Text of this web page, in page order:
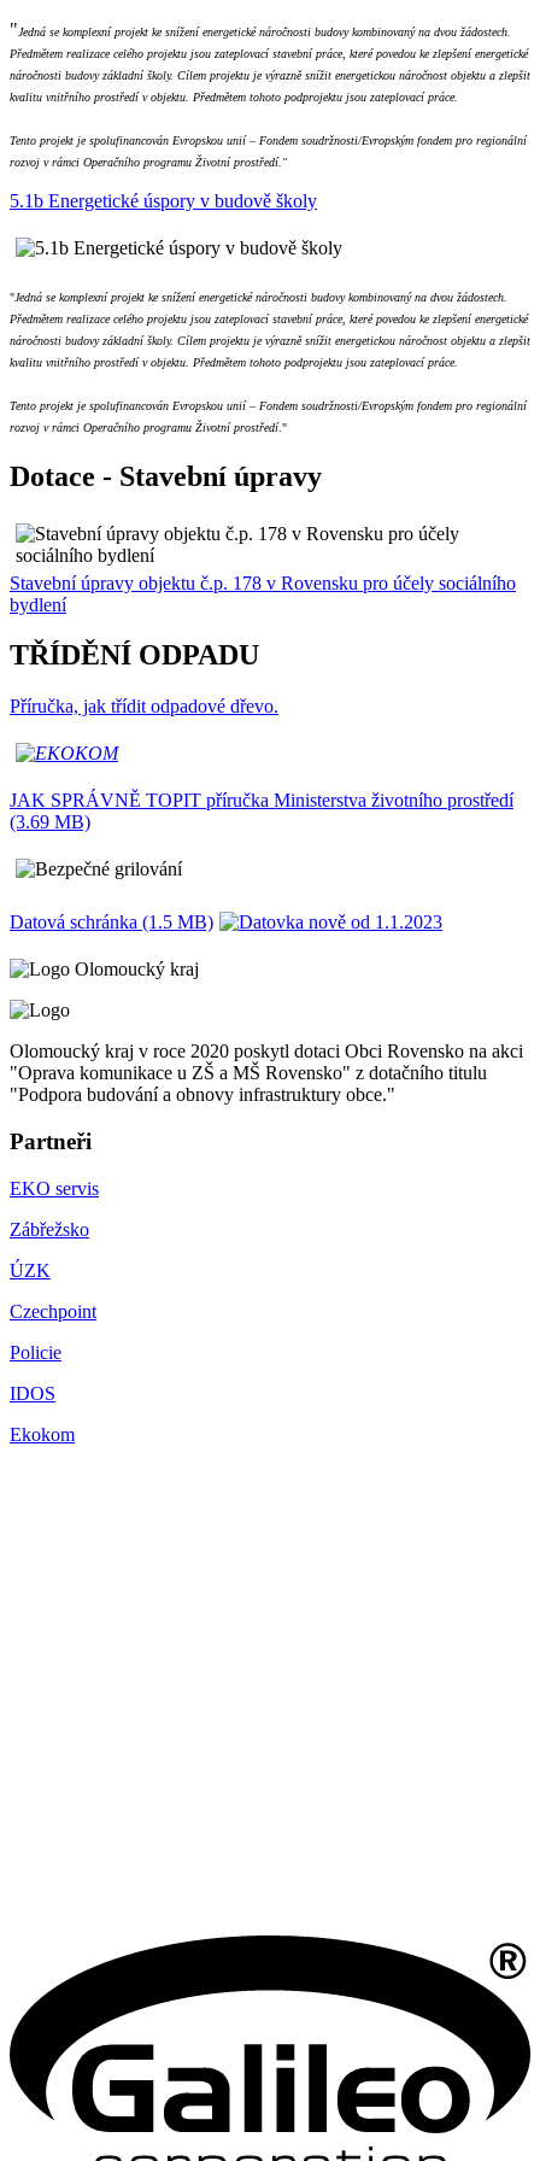
" Jedná se komplexní projekt ke snížení energetické náročnosti budovy kombinovaný na dvou žádostech.
Předmětem realizace celého projektu jsou zateplovací stavební práce, které povedou ke zlepšení energetické
náročnosti budovy základní školy. Cílem projektu je výrazně snížit energetickou náročnost objektu a zlepšit
kvalitu vnitřního prostředí v objektu. Předmětem tohoto podprojektu jsou zateplovací práce.
Tento projekt je spolufinancován Evropskou unií – Fondem soudržnosti/Evropským fondem pro regionální
rozvoj v rámci Operačního programu Životní prostředí."
5.1b Energetické úspory v budově školy
"Jedná se komplexní projekt ke snížení energetické náročnosti budovy kombinovaný na dvou žádostech.
Předmětem realizace celého projektu jsou zateplovací stavební práce, které povedou ke zlepšení energetické
náročnosti budovy základní školy. Cílem projektu je výrazně snížit energetickou náročnost objektu a zlepšit
kvalitu vnitřního prostředí v objektu. Předmětem tohoto podprojektu jsou zateplovací práce.
Tento projekt je spolufinancován Evropskou unií – Fondem soudržnosti/Evropským fondem pro regionální
rozvoj v rámci Operačního programu Životní prostředí."
Dotace - Stavební úpravy
Stavební úpravy objektu č.p. 178 v Rovensku pro účely sociálního
bydlení
TŘÍDĚNÍ ODPADU
Příručka, jak třídit odpadové dřevo.
JAK SPRÁVNĚ TOPIT příručka Ministerstva životního prostředí
(3.69 MB)
Datová schránka (1.5 MB)
Olomoucký kraj v roce 2020 poskytl dotaci Obci Rovensko na akci
"Oprava komunikace u ZŠ a MŠ Rovensko" z dotačního titulu
"Podpora budování a obnovy infrastruktury obce."
Partneři
EKO servis
Zábřežsko
ÚZK
Czechpoint
Policie
IDOS
Ekokom